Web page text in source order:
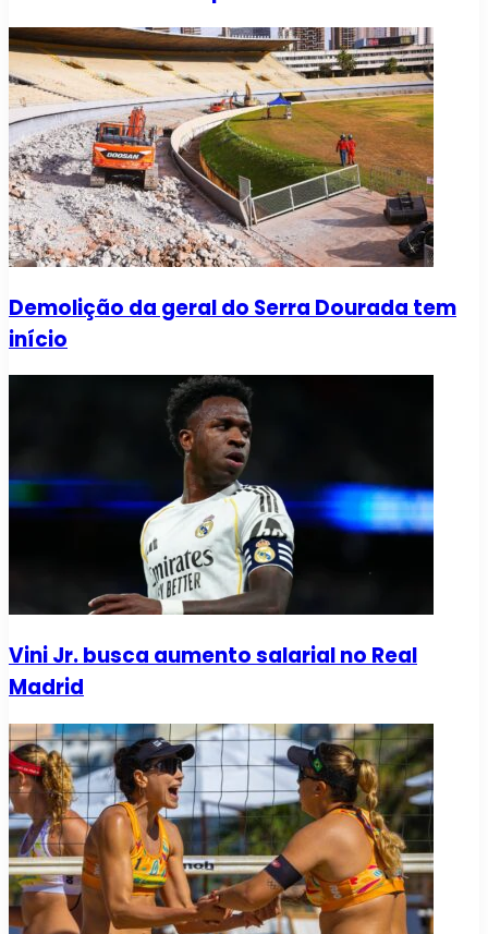
Demolição da geral do Serra Dourada tem
início
Vini Jr. busca aumento salarial no Real
Madrid